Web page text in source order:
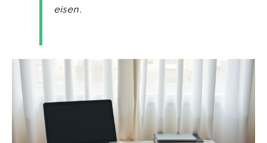
eisen.